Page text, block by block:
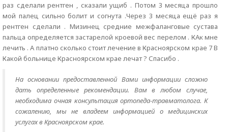
раз сделали рентген , сказали ущиб . Потом 3 месяца прошло
мой палец сильно болит и согнута .Через 3 месяца ещё раз я
рентген сделали . Мизинец средние межфаланговые сустава
пальца определяется застарелой кроевой вес перелом . КАк мне
лечить . А платно сколько стоит лечение в Красноярском крае 7 В
Какой больнице Красноярском крае лечат ? Спасибо .
На основании предоставленной Вами информации сложно
дать определенные рекомендации. Вам в любом случае,
необходима очная консультация ортопеда-травматолога. К
сожалению, мы не владеем информацией о медицинских
услугах в Красноярском крае.